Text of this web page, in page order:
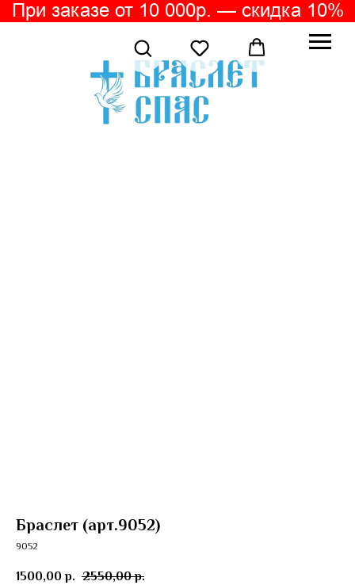
При заказе от 10 000р. — скидка 10%
Браслет (арт.9052)
9052
1500,00 р. 2550,00 р.